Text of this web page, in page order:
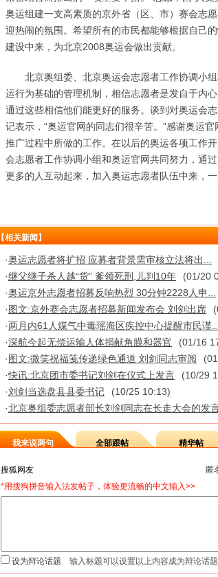
奥运组建一支高素质的京外省（区、市）赛会志
迎热闹的氛围。希望所有的市民都能够根据自己
建设中来，为北京2008奥运会做出贡献。
北京奥组委、北京奥运会志愿者工作协调小组
运行为基础的管理机制，相信志愿者是发自于内
通过这些相信他们能更好的服务。谈到对奥运会
记表示，“奥运官网的同志们很辛苦。”感谢奥运
推广过程中所做的工作。在以后的奥运各项工作
会志愿者工作协调小组和奥运官网共同努力，通
更多的人互动起来，加入奥运志愿者队伍中来，一
【相关新闻】
·奥运志愿者将扩招 应募者背景需审核立法将出...
·继父继子杀人越“货” 爹领死刑,儿判10年
(01/20
·奥运京外志愿者招募反响热烈 30分钟2228人申...
· 图文:京外赛会志愿者招募新闻发布会 刘剑出席
·两月内61人煤气中毒瑶海区疾控中心提醒市民谨...
·深航今起无偿运输人体捐献角膜和器官
(01/16
· 图文:微笑祝福笺传递绿色通道 刘剑同志审阅
·快讯:北京团市委书记刘剑在仪式上发言
(10/29
·刘剑当选盘县县委书记
(10/25 10:13)
·北京奥组委志愿者部长刘剑同志在长走大会的发
我来说两句 全部跟帖 精华帖
匿
*用搜狗拼音输入法发帖子，体验更流畅的中文输入>>
设为辩论话题